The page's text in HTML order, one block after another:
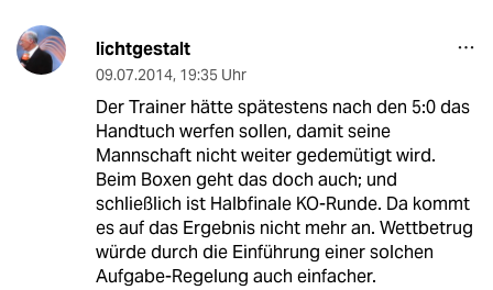
lichtgestalt
09.07.2014, 19:35 Uhr
Der Trainer hätte spätestens nach den 5:0 das
Handtuch werfen sollen, damit seine
Mannschaft nicht weiter gedemütigt wird.
Beim Boxen geht das doch auch; und
schließlich ist Halbfinale KO-Runde. Da kommt
es auf das Ergebnis nicht mehr an. Wettbetrug
würde durch die Einführung einer solchen
Aufgabe-Regelung auch einfacher.